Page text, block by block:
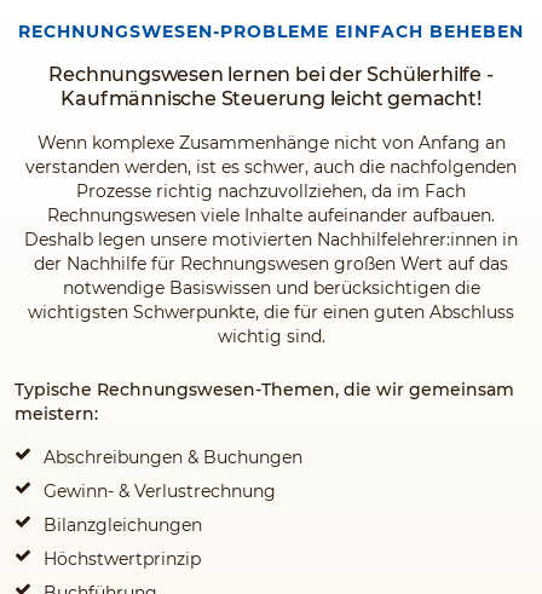
RECHNUNGSWESEN-PROBLEME EINFACH BEHEBEN
Rechnungswesen lernen bei der Schülerhilfe -
Kaufmännische Steuerung leicht gemacht!
Wenn komplexe Zusammenhänge nicht von Anfang an
verstanden werden, ist es schwer, auch die nachfolgenden
Prozesse richtig nachzuvollziehen, da im Fach
Rechnungswesen viele Inhalte aufeinander aufbauen.
Deshalb legen unsere motivierten Nachhilfelehrer:innen in
der Nachhilfe für Rechnungswesen großen Wert auf das
notwendige Basiswissen und berücksichtigen die
wichtigsten Schwerpunkte, die für einen guten Abschluss
wichtig sind.
Typische Rechnungswesen-Themen, die wir gemeinsam
meistern:
Abschreibungen & Buchungen
Gewinn- & Verlustrechnung
Bilanzgleichungen
Höchstwertprinzip